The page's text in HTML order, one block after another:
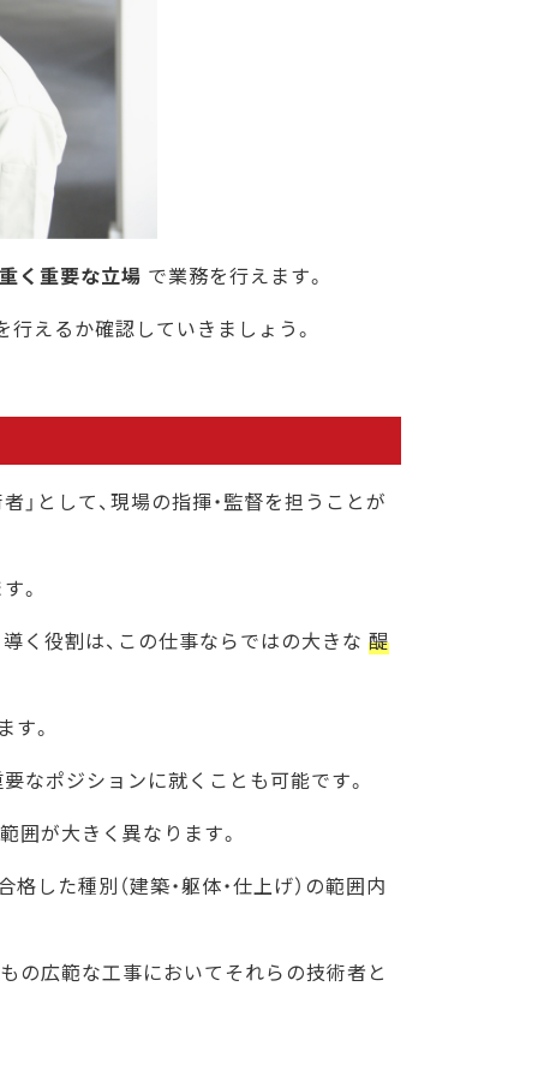
く重要な立場 で業務を行えます。
えるか確認していきましょう。
として、現場の指揮・監督を担うことが
。
く役割は、この仕事ならではの大きな 醍
す。
なポジションに就くことも可能です。
囲が大きく異なります。
した種別（建築・躯体・仕上げ）の範囲内
の広範な工事においてそれらの技術者と